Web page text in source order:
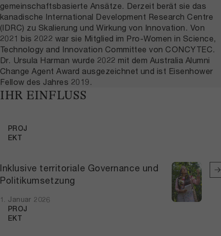
gemeinschaftsbasierte Ansätze. Derzeit berät sie das
kanadische International Development Research Centre
(IDRC) zu Skalierung und Wirkung von Innovation. Von
2021 bis 2022 war sie Mitglied im Pro-Women in Science,
Technology and Innovation Committee von CONCYTEC.
Dr. Ursula Harman wurde 2022 mit dem Australia Alumni
Change Agent Award ausgezeichnet und ist Eisenhower
Fellow des Jahres 2019.
IHR EINFLUSS
Inklusive territoriale Governance und
Politikumsetzung
1. Januar 2026
PROJ
EKT
PROJ
EKT